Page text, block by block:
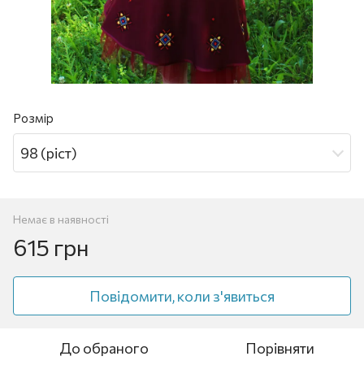
Розмір
98 (ріст)
Немає в наявності
615 грн
Повідомити, коли з'явиться
До обраного Порівняти